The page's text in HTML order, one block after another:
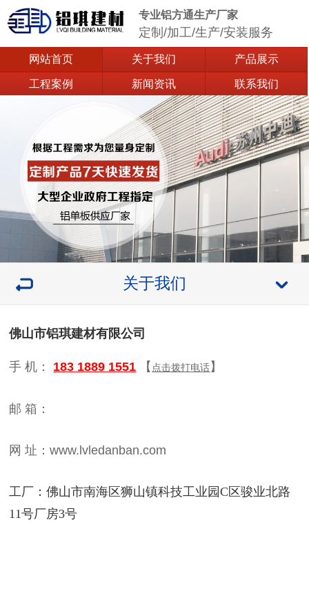
专业铝方通生产厂家
定制/加工/生产/安装服务
网站首页 关于我们 产品展示
工程案例 新闻资讯 联系我们
关于我们
佛山市铝琪建材有限公司
手 机： 183 1889 1551 【 点击拨打电话】
邮 箱：
网 址：www.lvledanban.com
工厂：佛山市南海区狮山镇科技工业园C区骏业北路
11号厂房3号